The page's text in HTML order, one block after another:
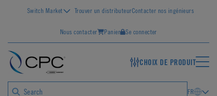
Switch Market Trouver un distributeurContacter nos ingénieurs
Nous contacter Panier Se connecter
CHOIX DE PRODUIT
FR